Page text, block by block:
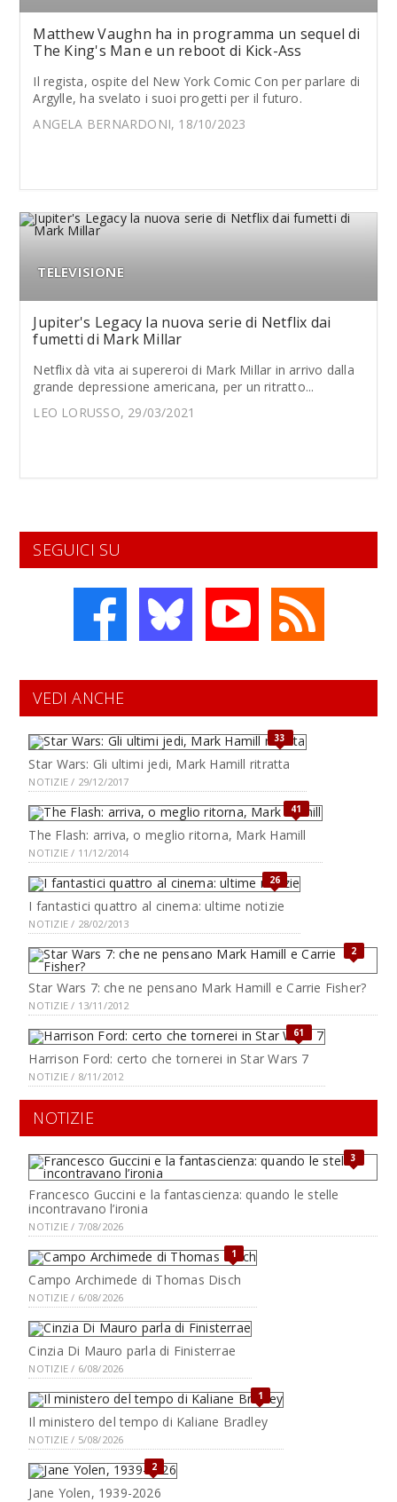
Matthew Vaughn ha in programma un sequel di
The King's Man e un reboot di Kick-Ass
Il regista, ospite del New York Comic Con per parlare di
Argylle, ha svelato i suoi progetti per il futuro.
ANGELA BERNARDONI, 18/10/2023
TELEVISIONE
Jupiter's Legacy la nuova serie di Netflix dai
fumetti di Mark Millar
Netflix dà vita ai supereroi di Mark Millar in arrivo dalla
grande depressione americana, per un ritratto...
LEO LORUSSO, 29/03/2021
SEGUICI SU
VEDI ANCHE
33
Star Wars: Gli ultimi jedi, Mark Hamill ritratta
NOTIZIE / 29/12/2017
41
The Flash: arriva, o meglio ritorna, Mark Hamill
NOTIZIE / 11/12/2014
26
I fantastici quattro al cinema: ultime notizie
NOTIZIE / 28/02/2013
2
Star Wars 7: che ne pensano Mark Hamill e Carrie Fisher?
NOTIZIE / 13/11/2012
61
Harrison Ford: certo che tornerei in Star Wars 7
NOTIZIE / 8/11/2012
NOTIZIE
3
Francesco Guccini e la fantascienza: quando le stelle
incontravano l’ironia
NOTIZIE / 7/08/2026
1
Campo Archimede di Thomas Disch
NOTIZIE / 6/08/2026
Cinzia Di Mauro parla di Finisterrae
NOTIZIE / 6/08/2026
1
Il ministero del tempo di Kaliane Bradley
NOTIZIE / 5/08/2026
2
Jane Yolen, 1939-2026